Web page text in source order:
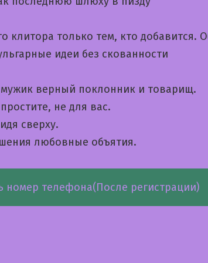
клитора только тем, кто добавится.
идеи без скованности
верный поклонник и товарищ.
не для вас.
сверху.
любовные объятия.
номер телефона(После регистрации)